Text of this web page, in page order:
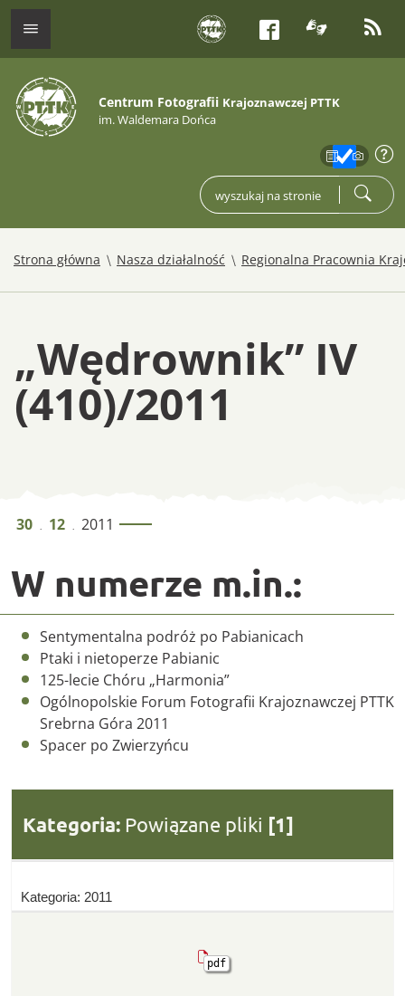
menu
Facebook
tłumacz
Centrum Fotografii Krajoznawczej PTTK
im. Waldemara Dońca
szukaj
Strona główna /
Nasza działalność /
Regionalna Pracownia
„Wędrownik” IV
(410)/2011
„Wędrownik” IV
30 . 12 . 2011
W numerze m.in.:
Sentymentalna podróż po Pabianicach
Ptaki i nietoperze Pabianic
125-lecie Chóru „Harmonia”
Ogólnopolskie Forum Fotografii Krajoznawczej PTTK
Srebrna Góra 2011
Spacer po Zwierzyńcu
Kategoria: Powiązane pliki [1]
Kategoria: 2011
pdf